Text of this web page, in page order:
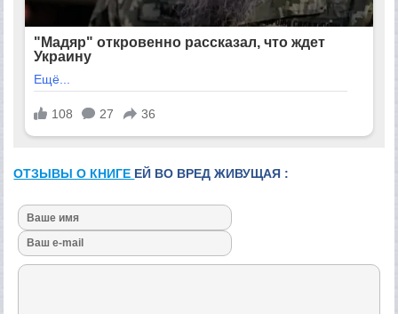
ОТЗЫВЫ О КНИГЕ ЕЙ ВО ВРЕД ЖИВУЩАЯ :